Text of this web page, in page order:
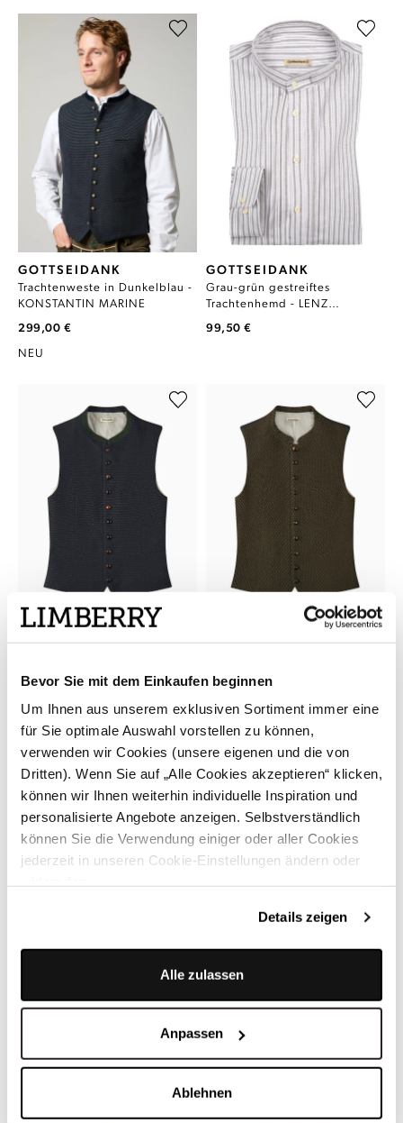
Bevor Sie mit dem Einkaufen beginnen
Um Ihnen aus unserem exklusiven Sortiment immer eine
für Sie optimale Auswahl vorstellen zu können,
verwenden wir Cookies (unsere eigenen und die von
Dritten). Wenn Sie auf „Alle Cookies akzeptieren“ klicken,
können wir Ihnen weiterhin individuelle Inspiration und
personalisierte Angebote anzeigen. Selbstverständlich
können Sie die Verwendung einiger oder aller Cookies
jederzeit in unseren Cookie-Einstellungen ändern oder
Details zeigen
Alle zulassen
Anpassen
Ablehnen
GOTTSEIDANK
Trachtenweste in Dunkelblau -
KONSTANTIN MARINE
299,00 €
NEU
GOTTSEIDANK
Grau-grün gestreiftes
Trachtenhemd - LENZ
99,50 €
GOTTSEIDANK
KONSTANTIN OZEANBLAU
GOTTSEIDANK
Rautenmuster - KONSTANTIN
ROSMARIN
Trachtenjanker in edlem Grün -
Trachtenjanker in Carbonblau -
HELMUT CARBONBLAU